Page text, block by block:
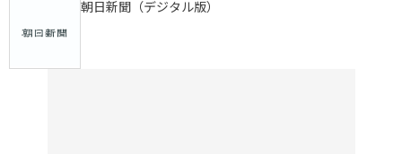
朝日新聞（デジタル版）